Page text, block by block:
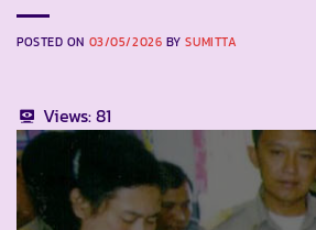
POSTED ON 03/05/2026 BYSUMITTA
Views:81